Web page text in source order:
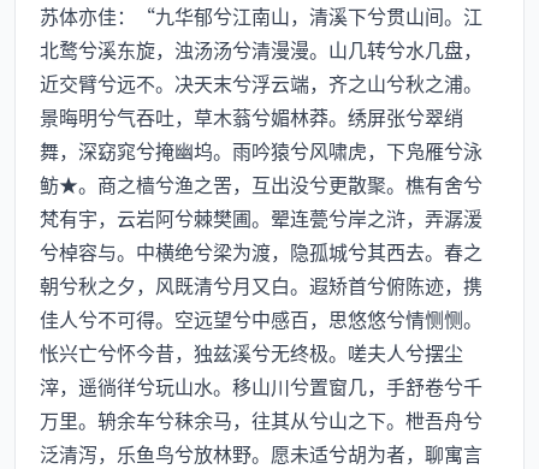
苏体亦佳：“九华郁兮江南山，清溪下兮贯山间。江
北鹜兮溪东旋，浊汤汤兮清漫漫。山几转兮水几盘，
近交臂兮远不。决天末兮浮云端，齐之山兮秋之浦。
景晦明兮气吞吐，草木蓊兮媚林莽。绣屏张兮翠绡
舞，深窈窕兮掩幽坞。雨吟猿兮风啸虎，下凫雁兮泳
鲂★。商之樯兮渔之罟，互出没兮更散聚。樵有舍兮
梵有宇，云岩阿兮棘樊圃。翚连甍兮岸之浒，弄潺湲
兮棹容与。中横绝兮梁为渡，隐孤城兮其西去。春之
朝兮秋之夕，风既清兮月又白。遐矫首兮俯陈迹，携
佳人兮不可得。空远望兮中感百，思悠悠兮情恻恻。
怅兴亡兮怀今昔，独兹溪兮无终极。嗟夫人兮摆尘
滓，遥徜徉兮玩山水。移山川兮置窗几，手舒卷兮千
万里。辀余车兮秣余马，往其从兮山之下。枻吾舟兮
泛清泻，乐鱼鸟兮放林野。愿未适兮胡为者，聊寓言